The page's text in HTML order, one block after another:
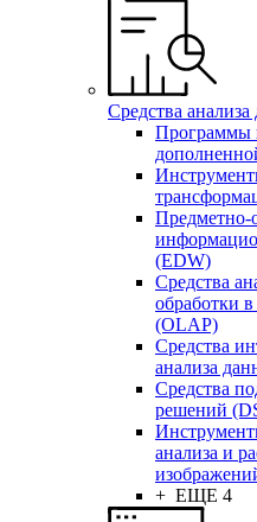
Средства
Программы
Предметно-
(EDW)
Средства
обработки
(OLAP)
Средства
анализа
Средства
решений
анализа и
+ ЕЩЕ 4